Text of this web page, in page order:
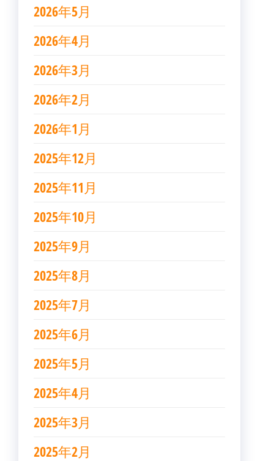
2026年5月
2026年4月
2026年3月
2026年2月
2026年1月
2025年12月
2025年11月
2025年10月
2025年9月
2025年8月
2025年7月
2025年6月
2025年5月
2025年4月
2025年3月
2025年2月